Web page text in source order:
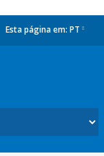
Esta página em: PT